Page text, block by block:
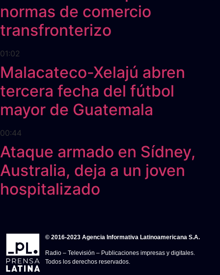
normas de comercio
transfronterizo
01:02
Malacateco-Xelajú abren
tercera fecha del fútbol
mayor de Guatemala
00:44
Ataque armado en Sídney,
Australia, deja a un joven
hospitalizado
© 2016-2023 Agencia Informativa Latinoamericana S.A.
Radio – Televisión – Publicaciones impresas y digitales.
Todos los derechos reservados.